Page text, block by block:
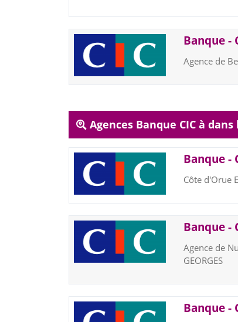
Banque -
Agence de
Agences Banque CIC à
Banque -
Côte d'Orue
Banque -
Agence de
GEORGES
Banque -